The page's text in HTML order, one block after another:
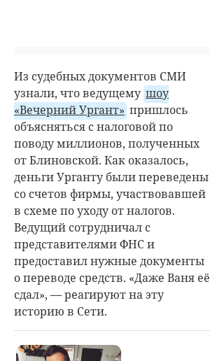
Из судебных документов СМИ
узнали, что ведущему шоу
«Вечерний Ургант» пришлось
объясняться с налоговой по
поводу миллионов, полученных
от Блиновской. Как оказалось,
деньги Урганту были переведены
со счетов фирмы, участвовавшей
в схеме по уходу от налогов.
Ведущий сотрудничал с
представителями ФНС и
предоставил нужные документы
о переводе средств. «Даже Ваня её
сдал», — реагируют на эту
историю в Сети.